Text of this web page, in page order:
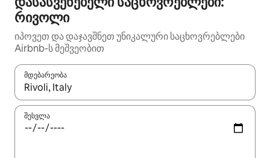
რივოლი
იპოვეთ და დაჯავშნეთ უნიკალური საცხოვრებლები
Airbnb-ს მეშვეობით
მდებარეობა
როცა შედეგები ხელმისაწვდომი გახდება, ნავიგაციისთვის
შესვლა